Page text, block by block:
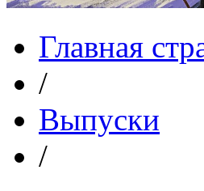
Главная
/
Выпуски
/